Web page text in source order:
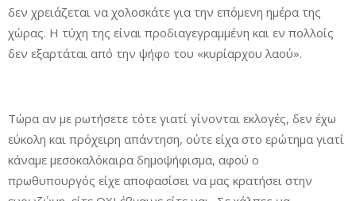
δεν χρειάζεται να χολοσκάτε για την επόμενη ημέρα της
χώρας. Η τύχη της είναι προδιαγεγραμμένη και εν πολλοίς
δεν εξαρτάται από την ψήφο του «κυρίαρχου λαού».
Τώρα αν με ρωτήσετε τότε γιατί γίνονται εκλογές, δεν έχω
εύκολη και πρόχειρη απάντηση, ούτε είχα στο ερώτημα γιατί
κάναμε μεσοκαλόκαιρα δημοψήφισμα, αφού ο
πρωθυπουργός είχε αποφασίσει να μας κρατήσει στην